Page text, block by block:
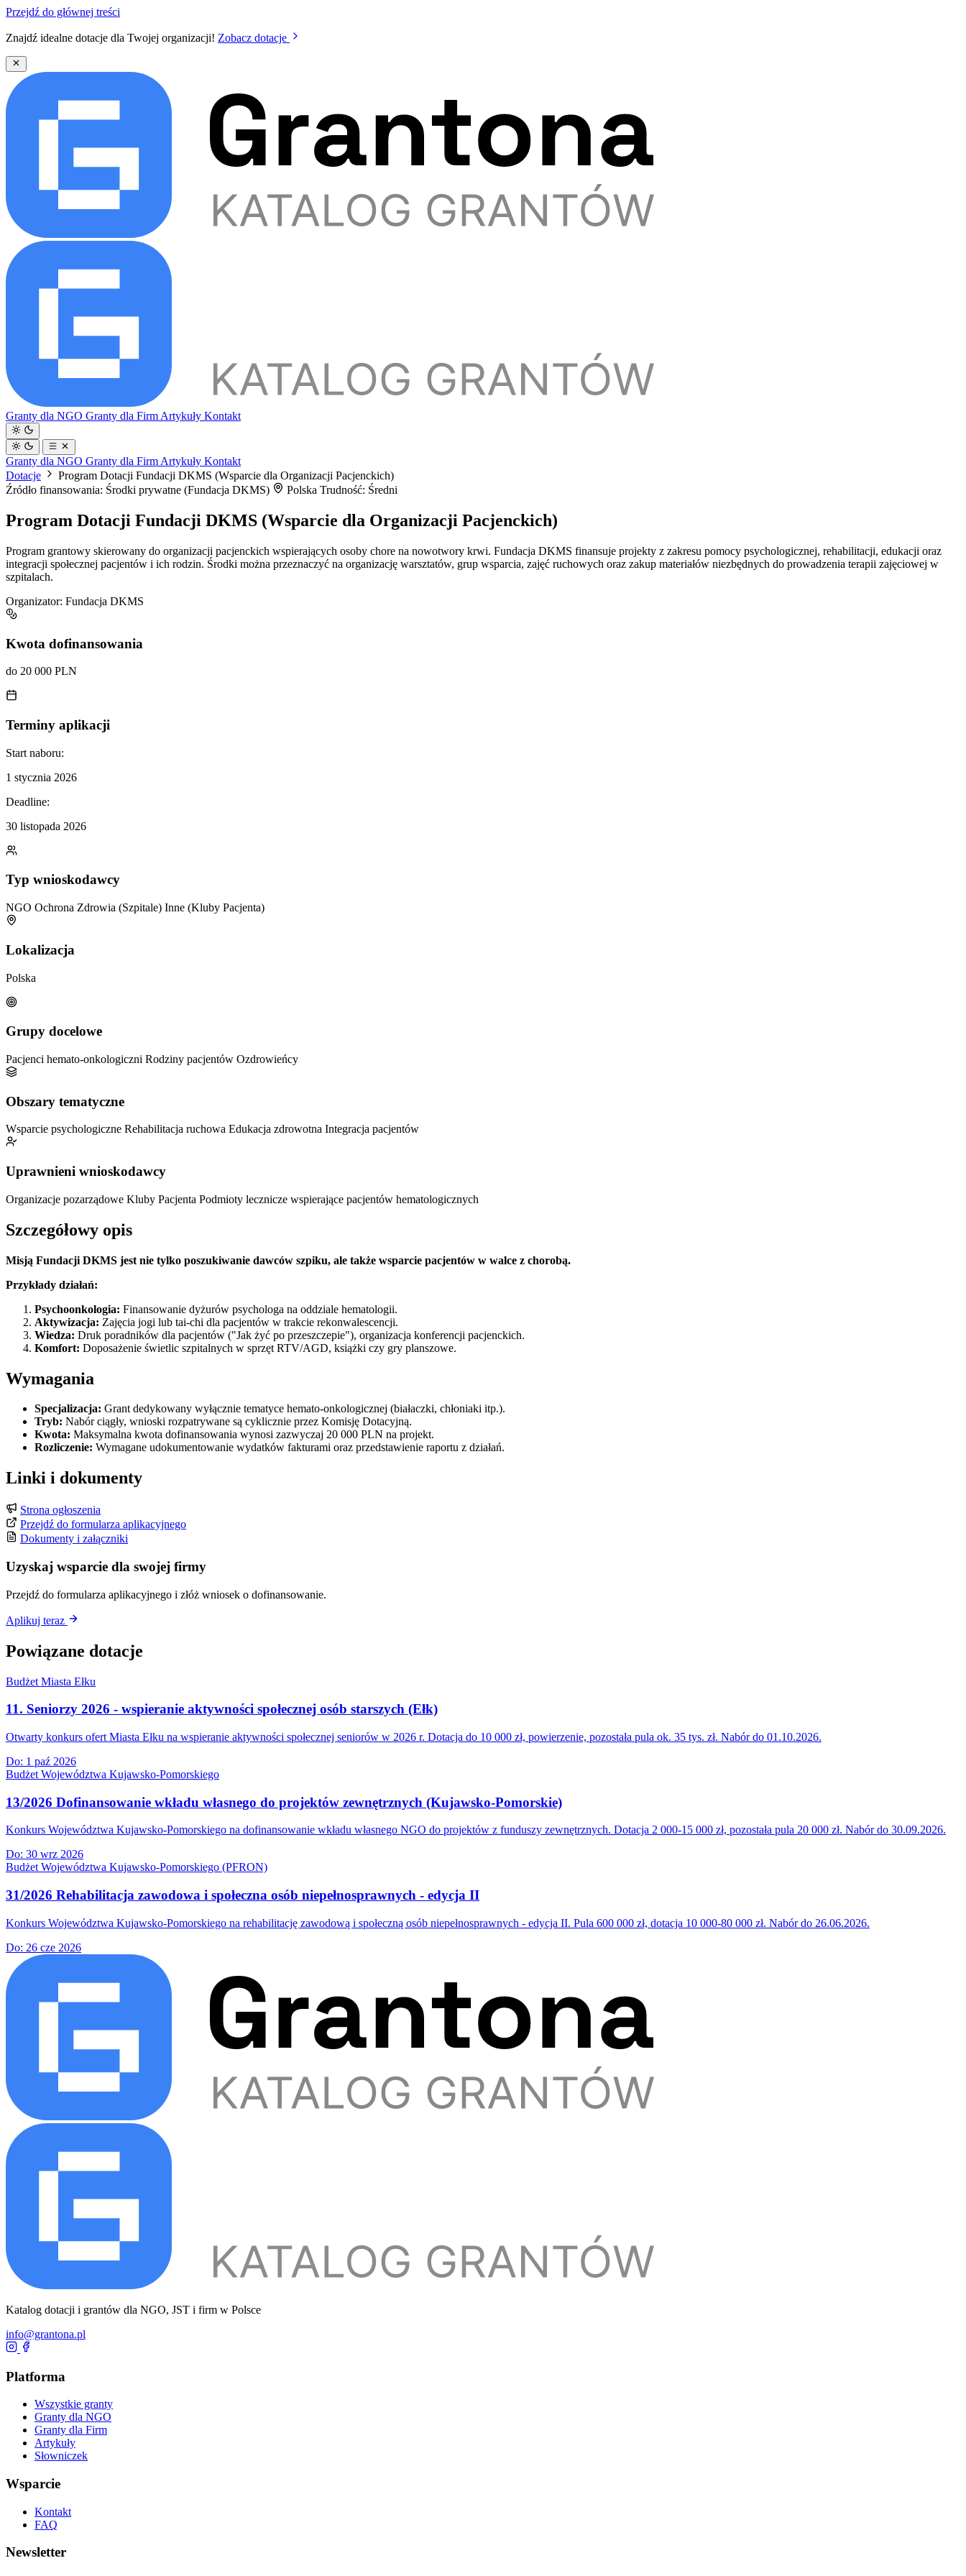
Przejdź do głównej treści
Znajdź idealne dotacje dla Twojej organizacji! Zobacz dotacje
Granty dla NGO Granty dla Firm Artykuły Kontakt
Granty dla NGO Granty dla Firm Artykuły Kontakt
Dotacje
Program Dotacji Fundacji DKMS (Wsparcie dla Organizacji Pacjenckich)
Źródło finansowania: Środki prywatne (Fundacja DKMS)
Polska Trudność: Średni
Program Dotacji Fundacji DKMS (Wsparcie dla Organizacji Pacjenckich)
Program grantowy skierowany do organizacji pacjenckich wspierających osoby chore na nowotwory krwi. Fundacja DKMS finansuje projekty z zakresu pomocy psychologicznej, rehabilitacji, edukacji oraz
integracji społecznej pacjentów i ich rodzin. Środki można przeznaczyć na organizację warsztatów, grup wsparcia, zajęć ruchowych oraz zakup materiałów niezbędnych do prowadzenia terapii zajęciowej w
szpitalach.
Organizator: Fundacja DKMS
Kwota dofinansowania
do 20 000 PLN
Terminy aplikacji
Start naboru:
1 stycznia 2026
Deadline:
30 listopada 2026
Typ wnioskodawcy
NGO Ochrona Zdrowia (Szpitale) Inne (Kluby Pacjenta)
Lokalizacja
Polska
Grupy docelowe
Pacjenci hemato-onkologiczni Rodziny pacjentów Ozdrowieńcy
Obszary tematyczne
Wsparcie psychologiczne Rehabilitacja ruchowa Edukacja zdrowotna Integracja pacjentów
Uprawnieni wnioskodawcy
Organizacje pozarządowe Kluby Pacjenta Podmioty lecznicze wspierające pacjentów hematologicznych
Szczegółowy opis
Misją Fundacji DKMS jest nie tylko poszukiwanie dawców szpiku, ale także wsparcie pacjentów w walce z chorobą.
Przykłady działań:
Psychoonkologia: Finansowanie dyżurów psychologa na oddziale hematologii.
Aktywizacja: Zajęcia jogi lub tai-chi dla pacjentów w trakcie rekonwalescencji.
Wiedza: Druk poradników dla pacjentów ("Jak żyć po przeszczepie"), organizacja konferencji pacjenckich.
Komfort: Doposażenie świetlic szpitalnych w sprzęt RTV/AGD, książki czy gry planszowe.
Wymagania
Specjalizacja: Grant dedykowany wyłącznie tematyce hemato-onkologicznej (białaczki, chłoniaki itp.).
Tryb: Nabór ciągły, wnioski rozpatrywane są cyklicznie przez Komisję Dotacyjną.
Kwota: Maksymalna kwota dofinansowania wynosi zazwyczaj 20 000 PLN na projekt.
Rozliczenie: Wymagane udokumentowanie wydatków fakturami oraz przedstawienie raportu z działań.
Linki i dokumenty
Strona ogłoszenia
Przejdź do formularza aplikacyjnego
Dokumenty i załączniki
Uzyskaj wsparcie dla swojej firmy
Przejdź do formularza aplikacyjnego i złóż wniosek o dofinansowanie.
Aplikuj teraz
Powiązane dotacje
Budżet Miasta Ełku
11. Seniorzy 2026 - wspieranie aktywności społecznej osób starszych (Ełk)
Otwarty konkurs ofert Miasta Ełku na wspieranie aktywności społecznej seniorów w 2026 r. Dotacja do 10 000 zł, powierzenie, pozostała pula ok. 35 tys. zł. Nabór do 01.10.2026.
Do: 1 paź 2026
Budżet Województwa Kujawsko-Pomorskiego
13/2026 Dofinansowanie wkładu własnego do projektów zewnętrznych (Kujawsko-Pomorskie)
Konkurs Województwa Kujawsko-Pomorskiego na dofinansowanie wkładu własnego NGO do projektów z funduszy zewnętrznych. Dotacja 2 000-15 000 zł, pozostała pula 20 000 zł. Nabór do 30.09.2026.
Do: 30 wrz 2026
Budżet Województwa Kujawsko-Pomorskiego (PFRON)
31/2026 Rehabilitacja zawodowa i społeczna osób niepełnosprawnych - edycja II
Konkurs Województwa Kujawsko-Pomorskiego na rehabilitację zawodową i społeczną osób niepełnosprawnych - edycja II. Pula 600 000 zł, dotacja 10 000-80 000 zł. Nabór do 26.06.2026.
Do: 26 cze 2026
Katalog dotacji i grantów dla NGO, JST i firm w Polsce
info@grantona.pl
Platforma
Wszystkie granty
Granty dla NGO
Granty dla Firm
Artykuły
Słowniczek
Wsparcie
Kontakt
FAQ
Newsletter